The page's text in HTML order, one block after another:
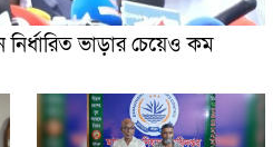
ভাড়ার চেয়েও কম